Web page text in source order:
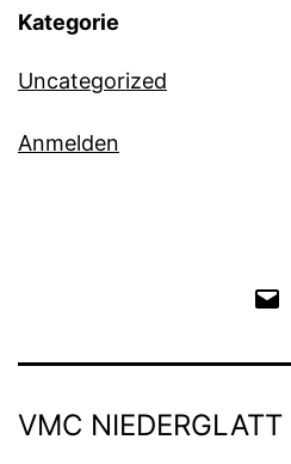
Kategorie
Uncategorized
Anmelden
an
VMC NIEDERGLATT